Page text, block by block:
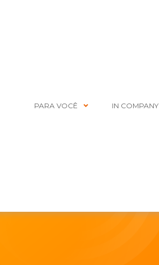
PARA VOCÊ IN COMPANY